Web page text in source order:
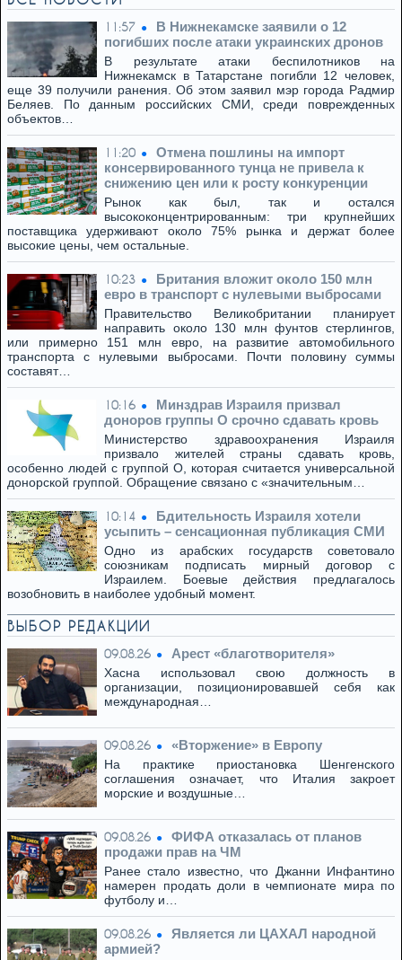
11:57
В Нижнекамске заявили о 12
погибших после атаки украинских дронов
В результате атаки беспилотников на
Нижнекамск в Татарстане погибли 12 человек,
еще 39 получили ранения. Об этом заявил мэр города Радмир
Беляев. По данным российских СМИ, среди поврежденных
объектов…
11:20
Отмена пошлины на импорт
консервированного тунца не привела к
снижению цен или к росту конкуренции
Рынок как был, так и остался
высококонцентрированным: три крупнейших
поставщика удерживают около 75% рынка и держат более
высокие цены, чем остальные.
10:23
Британия вложит около 150 млн
евро в транспорт с нулевыми выбросами
Правительство Великобритании планирует
направить около 130 млн фунтов стерлингов,
или примерно 151 млн евро, на развитие автомобильного
транспорта с нулевыми выбросами. Почти половину суммы
составят…
10:16
Минздрав Израиля призвал
доноров группы O срочно сдавать кровь
Министерство здравоохранения Израиля
призвало жителей страны сдавать кровь,
особенно людей с группой O, которая считается универсальной
донорской группой. Обращение связано с «значительным…
10:14
Бдительность Израиля хотели
усыпить – сенсационная публикация СМИ
Одно из арабских государств советовало
союзникам подписать мирный договор с
Израилем. Боевые действия предлагалось
возобновить в наиболее удобный момент.
ВЫБОР РЕДАКЦИИ
09.08.26 Арест «благотворителя»
Хасна использовал свою должность в
организации, позиционировавшей себя как
международная…
09.08.26 «Вторжение» в Европу
На практике приостановка Шенгенского
соглашения означает, что Италия закроет
морские и воздушные…
09.08.26
ФИФА отказалась от планов
продажи прав на ЧМ
Ранее стало известно, что Джанни Инфантино
намерен продать доли в чемпионате мира по
футболу и…
09.08.26
Является ли ЦАХАЛ народной
армией?